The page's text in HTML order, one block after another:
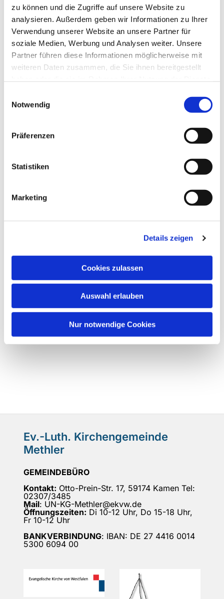
zu können und die Zugriffe auf unsere Website zu
analysieren. Außerdem geben wir Informationen zu Ihrer
Verwendung unserer Website an unsere Partner für
soziale Medien, Werbung und Analysen weiter. Unsere
Partner führen diese Informationen möglicherweise mit
weiteren Daten zusammen, die Sie ihnen bereitgestellt
Notwendig
Präferenzen
Statistiken
Marketing
Details zeigen
Cookies zulassen
Auswahl erlauben
Nur notwendige Cookies
Ev.-Luth. Kirchengemeinde
Methler
GEMEINDEBÜRO
Kontakt: Otto-Prein-Str. 17, 59174 Kamen Tel:
02307/3485
Mail: UN-KG-Methler@ekvw.de
Öffnungszeiten: Di 10-12 Uhr, Do 15-18 Uhr,
Fr 10-12 Uhr
BANKVERBINDUNG: IBAN: DE 27 4416 0014
5300 6094 00